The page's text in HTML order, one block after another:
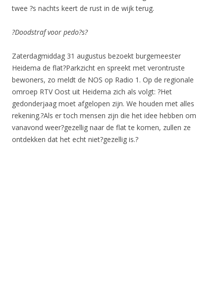
twee ?s nachts keert de rust in de wijk terug.
?Doodstraf voor pedo?s?
Zaterdagmiddag 31 augustus bezoekt burgemeester
Heidema de flat?Parkzicht en spreekt met verontruste
bewoners, zo meldt de NOS op Radio 1. Op de regionale
omroep RTV Oost uit Heidema zich als volgt: ?Het
gedonderjaag moet afgelopen zijn. We houden met alles
rekening.?Als er toch mensen zijn die het idee hebben om
vanavond weer?gezellig naar de flat te komen, zullen ze
ontdekken dat het echt niet?gezellig is.?